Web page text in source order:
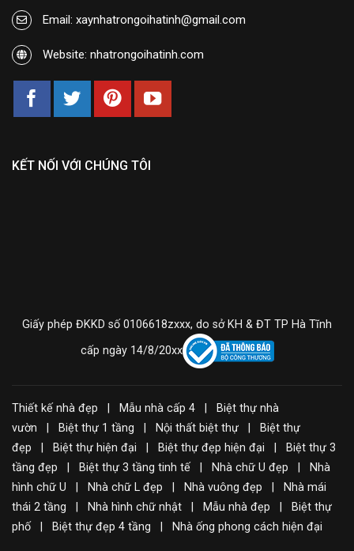
Email: xaynhatrongoihatinh@gmail.com
Website: nhatrongoihatinh.com
KẾT NỐI VỚI CHÚNG TÔI
Giấy phép ĐKKD số 0106618zxxx, do sở KH & ĐT TP Hà Tĩnh
cấp ngày 14/8/20xx
Thiết kế nhà đẹp | Mẫu nhà cấp 4 | Biệt thự nhà
vườn | Biệt thự 1 tầng | Nội thất biệt thự | Biệt thự
đẹp | Biệt thự hiện đại | Biệt thự đẹp hiện đại | Biệt thự 3
tầng đẹp | Biệt thự 3 tầng tinh tế | Nhà chữ U đẹp | Nhà
hình chữ U | Nhà chữ L đẹp | Nhà vuông đẹp | Nhà mái
thái 2 tầng | Nhà hình chữ nhật | Mẫu nhà đẹp | Biệt thự
phố | Biệt thự đẹp 4 tầng | Nhà ống phong cách hiện đại